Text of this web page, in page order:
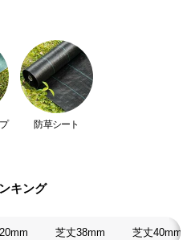
防草シート
キング
芝丈38mm 芝丈40mm